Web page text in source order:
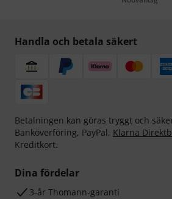
Handla och betala säkert
Betalningen kan göras tryggt och
Banköverföring, PayPal, Klarna
Kreditkort.
Dina fördelar
3-år Thomann-garanti